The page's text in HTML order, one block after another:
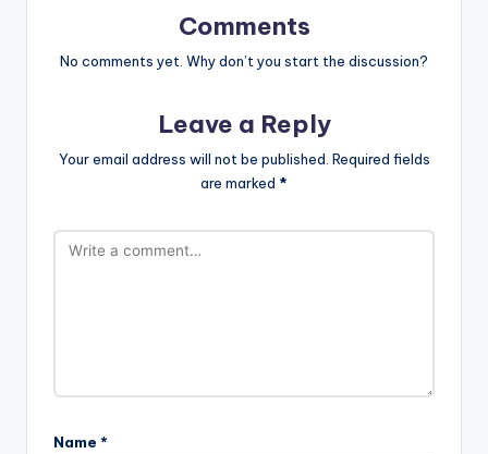
Comments
No comments yet. Why don’t you start the discussion?
Leave a Reply
Your email address will not be published. Required fields
are marked *
Name *